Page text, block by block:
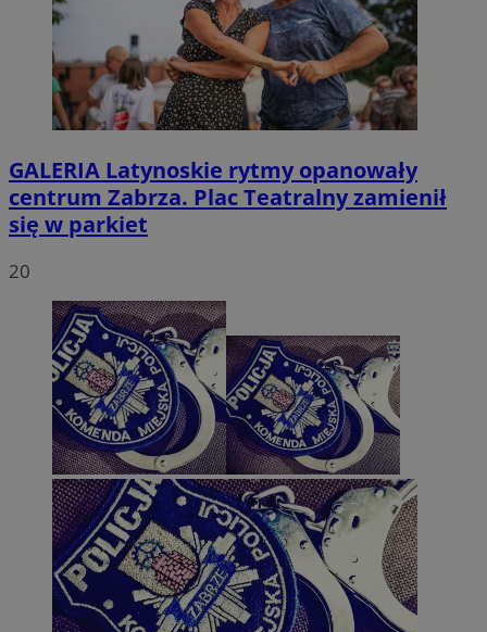
GALERIA Latynoskie rytmy opanowały
centrum Zabrza. Plac Teatralny zamienił
się w parkiet
20